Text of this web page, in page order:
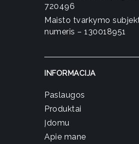
720496
Maisto tvarkymo
numeris – 130018951
INFORMACIJA
Paslaugos
Produktai
Įdomu
Apie mane